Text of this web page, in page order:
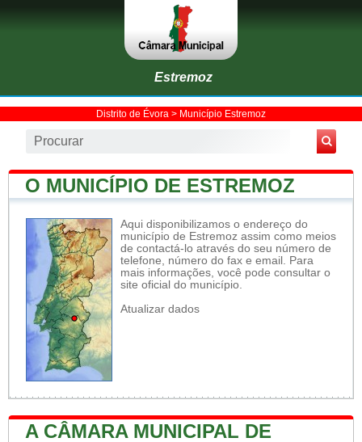
Estremoz
Distrito de Évora > Município Estremoz
O MUNICÍPIO DE ESTREMOZ
Aqui disponibilizamos o endereço do
município de Estremoz assim como meios
de contactá-lo através do seu número de
telefone, número do fax e email. Para
mais informações, você pode consultar o
site oficial do município.
Atualizar dados
A CÂMARA MUNICIPAL DE